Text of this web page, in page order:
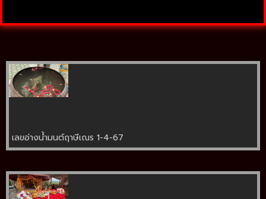
เลขอ่างน้ำมนต์ฤาษีเณร 1-4-67